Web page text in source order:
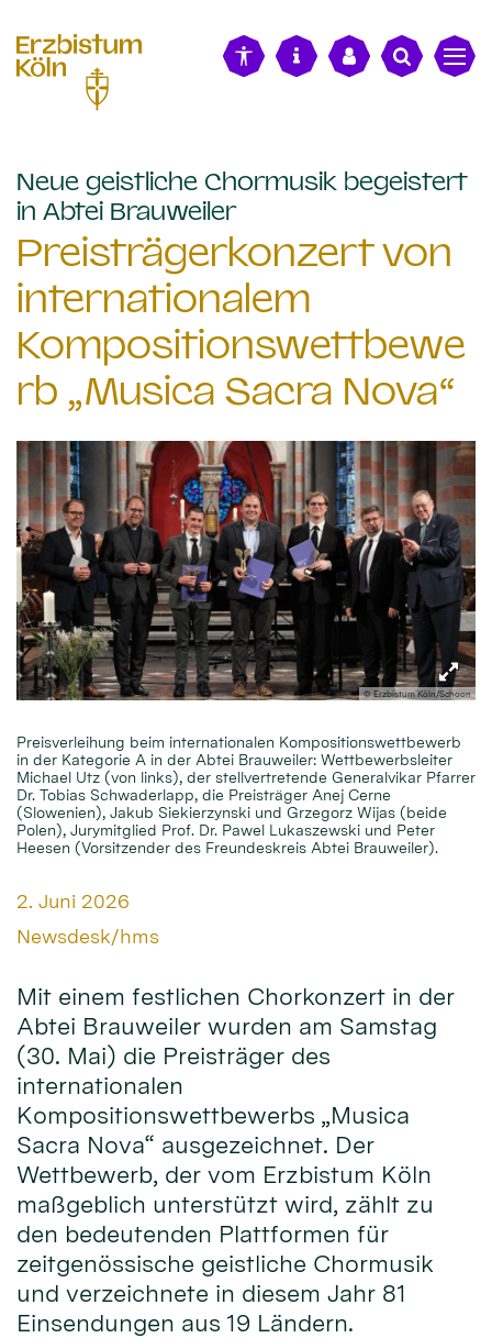
Neue geistliche Chormusik begeistert
in Abtei Brauweiler:
Preisträgerkonzert von
internationalem
Kompositionswettbewe
rb „Musica Sacra Nova“
© Erzbistum Köln/Schoon
Preisverleihung beim internationalen Kompositionswettbewerb
in der Kategorie A in der Abtei Brauweiler: Wettbewerbsleiter
Michael Utz (von links), der stellvertretende Generalvikar Pfarrer
Dr. Tobias Schwaderlapp, die Preisträger Anej Cerne
(Slowenien), Jakub Siekierzynski und Grzegorz Wijas (beide
Polen), Jurymitglied Prof. Dr. Pawel Lukaszewski und Peter
Heesen (Vorsitzender des Freundeskreis Abtei Brauweiler).
Datum:
2. Juni 2026
Von:
Newsdesk/hms
Mit einem festlichen Chorkonzert in der
Abtei Brauweiler wurden am Samstag
(30. Mai) die Preisträger des
internationalen
Kompositionswettbewerbs „Musica
Sacra Nova“ ausgezeichnet. Der
Wettbewerb, der vom Erzbistum Köln
maßgeblich unterstützt wird, zählt zu
den bedeutenden Plattformen für
zeitgenössische geistliche Chormusik
und verzeichnete in diesem Jahr 81
Einsendungen aus 19 Ländern.